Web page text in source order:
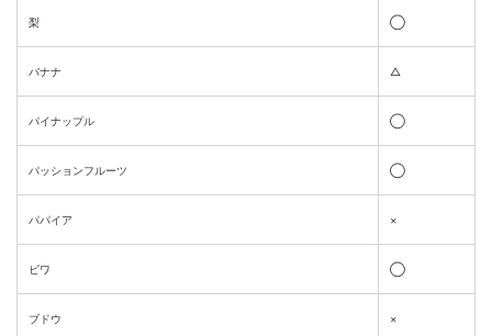
梨 ◯
バナナ △
パイナップル ◯
パッションフルーツ ◯
パパイア ×
ビワ ◯
ブドウ ×